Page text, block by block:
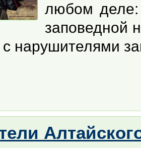
любом
заповедной
с нарушителями